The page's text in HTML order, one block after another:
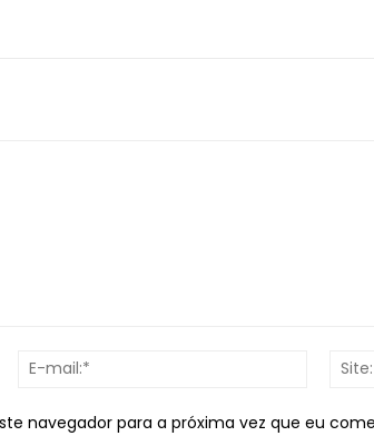
Nome:*
navegador para a próxima vez que eu